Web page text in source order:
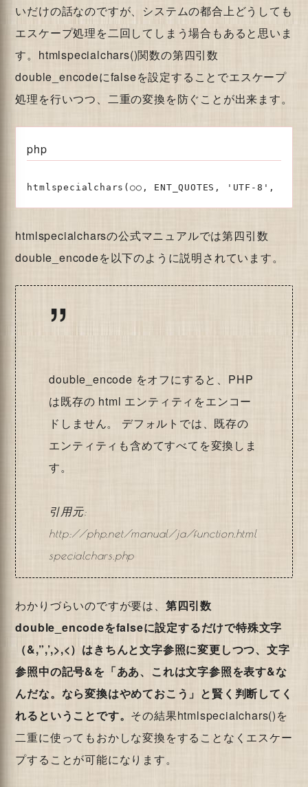
いだけの話なのですが、システムの都合上どうしても
エスケープ処理を二回してしまう場合もあると思いま
す。htmlspecialchars()関数の第四引数
double_encodeにfalseを設定することでエスケープ
処理を行いつつ、二重の変換を防ぐことが出来ます。
php
htmlspecialchars(○○, ENT_QUOTES, 'UTF-8',
htmlspecialcharsの公式マニュアルでは第四引数
double_encodeを以下のように説明されています。
double_encode をオフにすると、PHP
は既存の html エンティティをエンコー
ドしません。 デフォルトでは、既存の
エンティティも含めてすべてを変換しま
す。
http://php.net/manual/ja/function.html
specialchars.php
わかりづらいのですが要は、 第四引数
double_encodeをfalseに設定するだけで特殊文字
（&,”,’,>,<）はきちんと文字参照に変更しつつ、文字
参照中の記号&を「ああ、これは文字参照を表す&な
んだな。なら変換はやめておこう」と賢く判断してく
れるということです。 その結果htmlspecialchars()を
二重に使ってもおかしな変換をすることなくエスケー
プすることが可能になります。